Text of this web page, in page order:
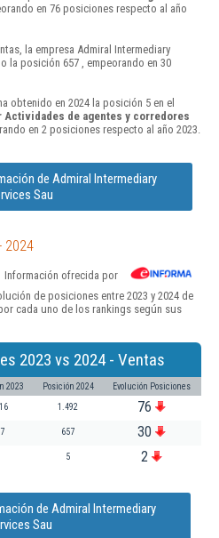
en 76 posiciones respecto al año
la empresa Admiral Intermediary
la posición 657 , empeorando en 30
obtenido en 2024 la posición 5 en el
Actividades de agentes y corredores
en 2 posiciones respecto al año 2023.
de Admiral Intermediary
Sau
2024
Información ofrecida por
de posiciones entre 2023 y 2024 de
cada uno de los rankings según sus
2023 vs 2024 - Ventas
2023 Posición 2024 Evolución Posiciones
1.492 76
657 30
5 2
de Admiral Intermediary
Sau